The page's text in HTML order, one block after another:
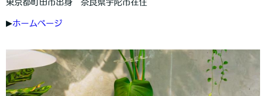
東京都町田市出身 奈良県宇陀市在住
▶︎ホームページ